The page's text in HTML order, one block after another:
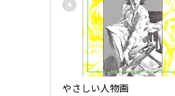
やさしい人物画